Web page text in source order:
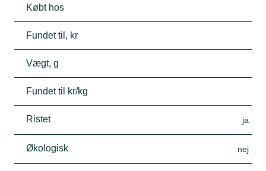
Købt hos
Fundet til, kr
Vægt, g
Fundet til kr/kg
Ristet ja
Økologisk nej